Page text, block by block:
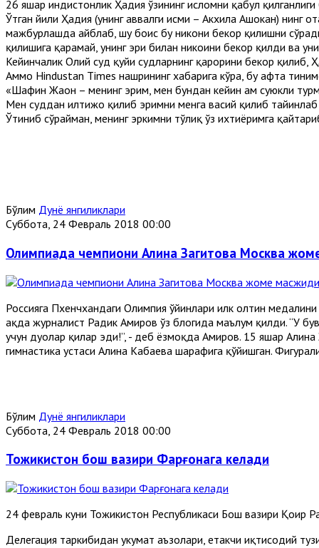
26 яшар ҳиндистонлик Ҳадия ўзининг исломни қабул
Ўтган йили Ҳадия (унинг аввалги исми – Акхила Ашокан) нинг
мажбурлашда айблаб, шу боис бу никоҳни бекор қилишни
қилишига қарамай, унинг эри билан никоҳини бекор қилди ва
Кейинчалик Олий суд қуйи судларнинг қарорини бекор қилиб,
Аммо Hindustan Times нашрининг хабарига кўра, бу ҳафта
«Шафин Жаҳон – менинг эрим, мен бундан кейин ҳам суюкли
Мен суддан илтижо қилиб эримни менга васий қилиб
Ўтиниб сўрайман, менинг эркимни тўлиқ ўз ихтиёримга
Бўлим Дунё янгиликлари
Суббота, 24 Февраль 2018 00:00
Олимпиада чемпиони Алина Загитова Москва
Россияга Пхенчхандаги Олимпия ўйинлари илк олтин
ҳақда журналист Радик Амиров ўз блогида маълум қилди. “У
учун дуолар қилар эди!”, - деб ёзмоқда Амиров. 15 яшар
гимнастика устаси Алина Кабаева шарафига қўйишган.
Бўлим Дунё янгиликлари
Суббота, 24 Февраль 2018 00:00
Тожикистон бош вазири Фарғонага келади
24 февраль куни Тожикистон Республикаси Бош вазири Қоҳир
Делегация таркибидан ҳукумат аъзолари, етакчи иқтисодий